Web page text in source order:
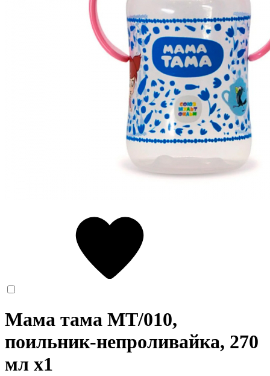
Мама тама МТ/010,
поильник-непроливайка, 270
мл x1